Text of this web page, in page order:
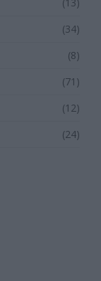
(34)
(8)
(71)
(12)
(24)